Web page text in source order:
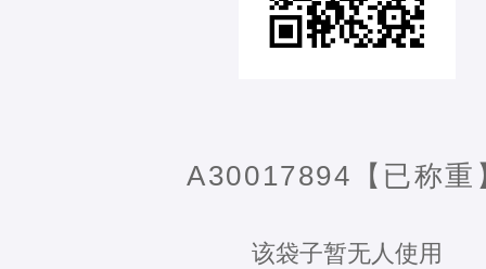
A30017894【已称重
该袋子暂无人使用